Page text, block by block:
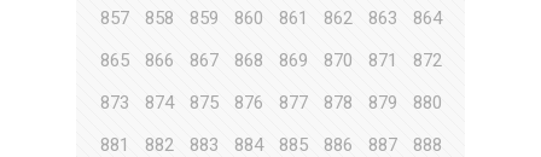
857
858 859 860 861 862 863
864
865
866 867 868 869 870 871
872
873
874 875 876 877 878 879
880
881
882 883 884 885 886 887
888